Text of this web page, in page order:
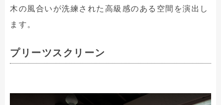
木の風合いが洗練された高級感のある空間を演出し
ます。
プリーツスクリーン